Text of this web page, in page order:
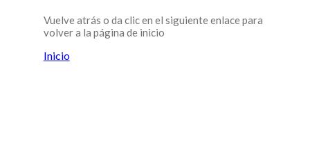
Vuelve atrás o da clic en el siguiente enlace para
volver a la página de inicio
Inicio